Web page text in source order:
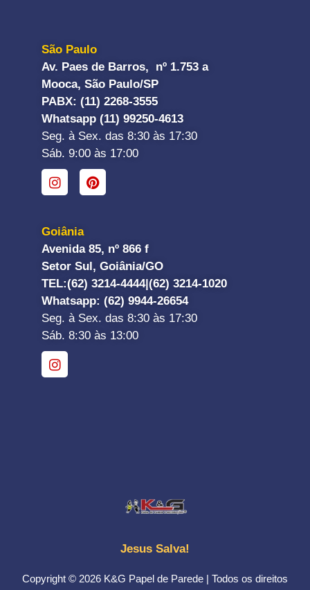
São Paulo
Av. Paes de Barros, nº 1.753 a
Mooca, São Paulo/SP
PABX: (11) 2268-3555
Whatsapp (11) 99250-4613
Seg. à Sex. das 8:30 às 17:30
Sáb. 9:00 às 17:00
Goiânia
Avenida 85, nº 866 f
Setor Sul, Goiânia/GO
TEL:(62) 3214-4444| (62) 3214-1020
Whatsapp: (62) 9944-26654
Seg. à Sex. das 8:30 às 17:30
Sáb. 8:30 às 13:00
Jesus Salva!
Copyright © 2026 K&G Papel de Parede | Todos os direitos